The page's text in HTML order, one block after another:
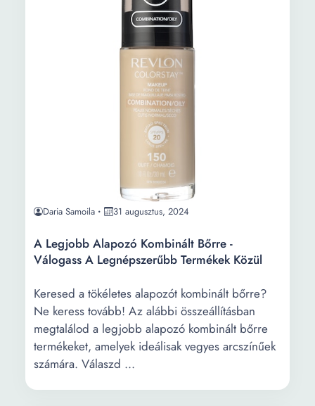
Daria Samoila 31 augusztus, 2024
A Legjobb Alapozó Kombinált Bőrre -
Válogass A Legnépszerűbb Termékek Közül
Keresed a tökéletes alapozót kombinált bőrre?
Ne keress tovább! Az alábbi összeállításban
megtalálod a legjobb alapozó kombinált bőrre
termékeket, amelyek ideálisak vegyes arcszínűek
számára. Válaszd ...